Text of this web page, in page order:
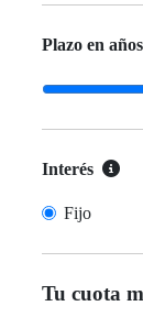
Plazo en años
Interés
Fijo
Tu cuota